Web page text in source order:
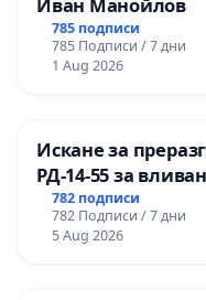
Иван Манойлов
785 подписи
785 Подписи / 7 дни
1 Aug 2026
Искане за
РД-14-55 за
гимназия по
мениджмънт –
782 подписи
782 Подписи / 7 дни
5 Aug 2026